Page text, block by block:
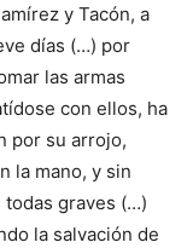
y Tacón, a
días (…) por
las armas
con ellos, ha
por su arrojo,
la mano, y sin
todas graves (…)
la salvación de